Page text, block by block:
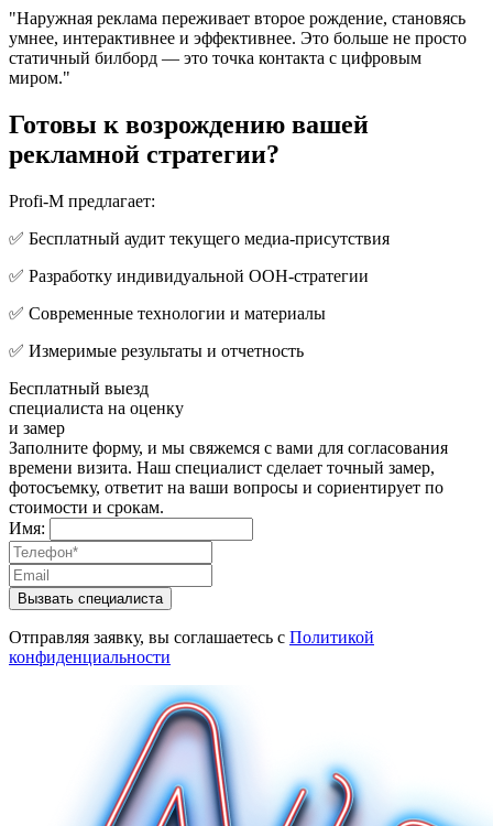
"Наружная реклама переживает второе рождение, становясь
умнее, интерактивнее и эффективнее. Это больше не просто
статичный билборд — это точка контакта с цифровым
миром."
Готовы к возрождению вашей
рекламной стратегии?
Profi-M предлагает:
✅ Бесплатный аудит текущего медиа-присутствия
✅ Разработку индивидуальной OOH-стратегии
✅ Современные технологии и материалы
✅ Измеримые результаты и отчетность
Бесплатный выезд
специалиста на оценку
и замер
Заполните форму, и мы свяжемся с вами для согласования
времени визита. Наш специалист сделает точный замер,
фотосъемку, ответит на ваши вопросы и сориентирует по
стоимости и срокам.
Имя:
Вызвать специалиста
Отправляя заявку, вы соглашаетесь с Политикой
конфиденциальности